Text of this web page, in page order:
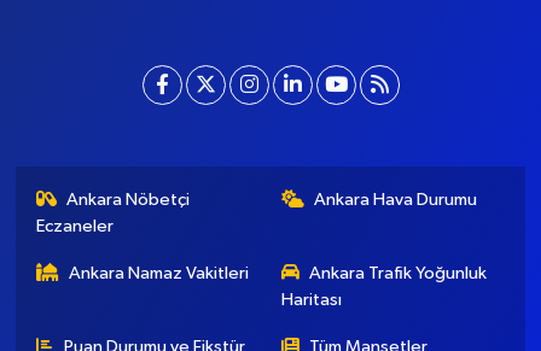
[email protected]
Eczaneler